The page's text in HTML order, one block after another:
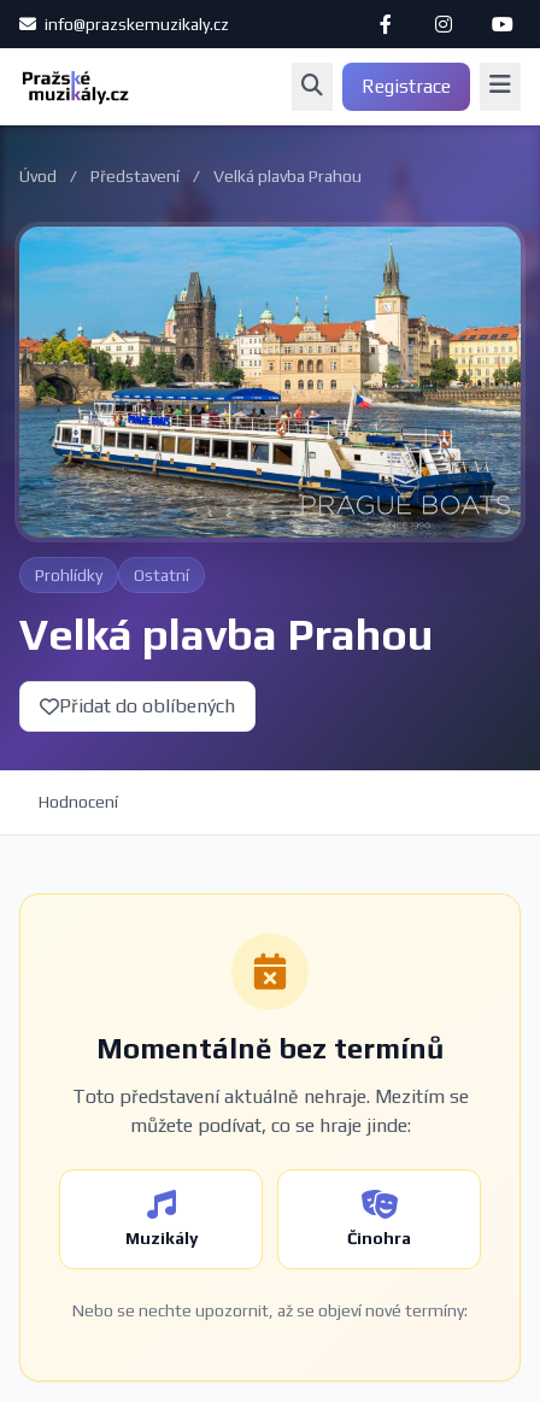
info@prazskemuzikaly.cz
Registrace
Úvod / Představení / Velká plavba Prahou
Prohlídky Ostatní
Velká plavba Prahou
Přidat do oblíbených
Hodnocení
Momentálně bez termínů
Toto představení aktuálně nehraje. Mezitím se
můžete podívat, co se hraje jinde:
Muzikály Činohra
Nebo se nechte upozornit, až se objeví nové termíny: